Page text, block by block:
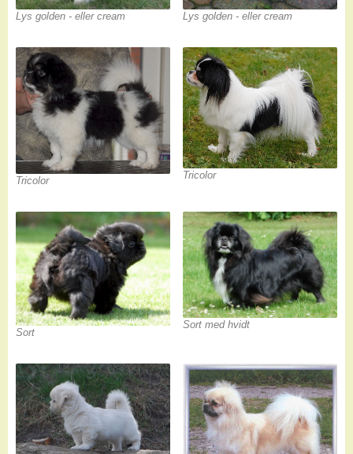
Lys golden - eller cream Lys golden - eller cream
Tricolor Tricolor
Sort
Sort med hvidt